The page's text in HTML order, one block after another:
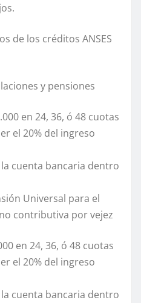
de los créditos ANSES
y pensiones
en 24, 36, ó 48 cuotas
el 20% del ingreso
cuenta bancaria dentro
Universal para el
contributiva por vejez
en 24, 36, ó 48 cuotas
el 20% del ingreso
cuenta bancaria dentro